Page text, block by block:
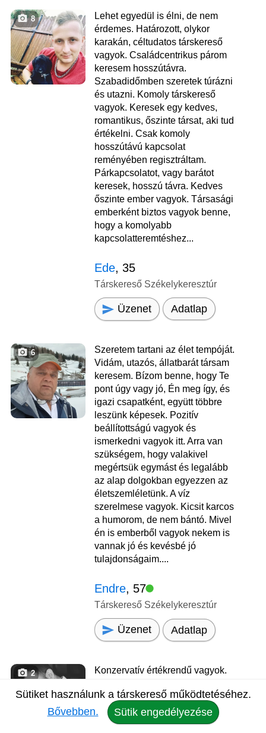
8
Lehet egyedül is élni, de nem
érdemes. Határozott, olykor
karakán, céltudatos társkereső
vagyok. Családcentrikus párom
keresem hosszútávra.
Szabadidőmben szeretek túrázni
és utazni. Komoly társkereső
vagyok. Keresek egy kedves,
romantikus, őszinte társat, aki tud
értékelni. Csak komoly
hosszútávú kapcsolat
reményében regisztráltam.
Párkapcsolatot, vagy barátot
keresek, hosszú távra. Kedves
őszinte ember vagyok. Társasági
emberként biztos vagyok benne,
hogy a komolyabb
kapcsolatteremtéshez...
Ede, 35
Társkereső Székelykeresztúr
Üzenet Adatlap
6
Szeretem tartani az élet tempóját.
Vidám, utazós, állatbarát társam
keresem. Bízom benne, hogy Te
pont úgy vagy jó, Én meg így, és
igazi csapatként, együtt többre
leszünk képesek. Pozitív
beállítottságú vagyok és
ismerkedni vagyok itt. Arra van
szükségem, hogy valakivel
megértsük egymást és legalább
az alap dolgokban egyezzen az
életszemléletünk. A víz
szerelmese vagyok. Kicsit karcos
a humorom, de nem bántó. Mivel
én is emberből vagyok nekem is
vannak jó és kevésbé jó
tulajdonságaim....
Endre, 57
Társkereső Székelykeresztúr
Üzenet Adatlap
2
Konzervatív értékrendű vagyok.
összetalálkozunk, megáll az idő,
a külvilág eltűnik. Kezdésnek
ennyi elég? Írj rám és
Sütiket használunk a társkereső működtetéséhez.
Bővebben.
Sütik engedélyezése